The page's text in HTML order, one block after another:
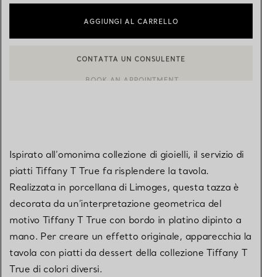
AGGIUNGI AL CARRELLO
Ispirato all’omonima collezione di gioielli, il servizio di
piatti Tiffany T True fa risplendere la tavola.
Realizzata in porcellana di Limoges, questa tazza è
decorata da un’interpretazione geometrica del
motivo Tiffany T True con bordo in platino dipinto a
mano. Per creare un effetto originale, apparecchia la
tavola con piatti da dessert della collezione Tiffany T
True di colori diversi.